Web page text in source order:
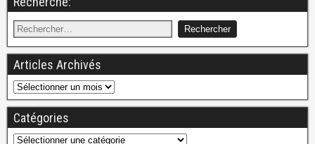
Articles Archivés
Catégories